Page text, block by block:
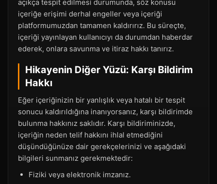
açıkça tespit edilmesi durumunda, söz konusu
içeriğe erişimi derhal engeller veya içeriği
platformumuzdan tamamen kaldırırız. Bu süreçte,
içeriği yayınlayan kullanıcıyı da durumdan haberdar
ederek, onlara savunma ve itiraz hakkı tanırız.
Hikayenin Diğer Yüzü: Karşı Bildirim
Hakkı
Eğer içeriğinizin bir yanlışlık veya hatalı bir tespit
sonucu kaldırıldığına inanıyorsanız, karşı bildirimde
bulunma hakkınız saklıdır. Karşı bildiriminizde,
içeriğin neden telif hakkını ihlal etmediğini
düşündüğünüze dair gerekçelerinizi ve aşağıdaki
bilgileri sunmanız gerekmektedir:
Fiziki veya elektronik imzanız.